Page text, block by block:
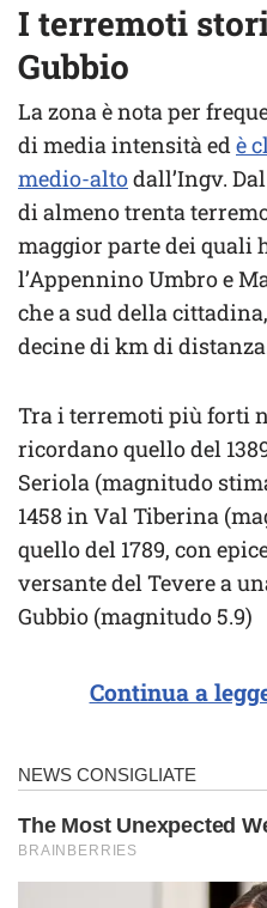
I terremoti
Gubbio
La zona è nota per
di media intensità edè
medio-altodall’Ingv.
di almeno trenta
maggior parte dei quali
l’Appennino Umbro e
che a sud della
decine di km di
Tra i terremoti più forti
ricordano quello del
Seriola (magnitudo
1458 in Val Tiberina
quello del 1789, con
versante del Tevere a
Gubbio (magnitudo 5.9)
Continua a